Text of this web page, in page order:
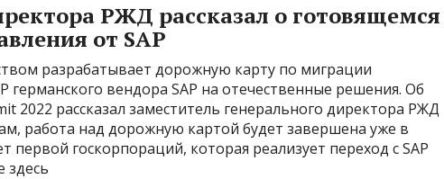
РЖД рассказал о готовящемся
от SAP
разрабатывает дорожную карту по миграции
германского вендора SAP на отечественные решения. Об
2022 рассказал заместитель генерального директора РЖД
работа над дорожную картой будет завершена уже в
госкорпораций, которая реализует переход с SAP
здесь